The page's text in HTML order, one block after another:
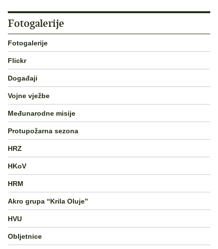
Fotogalerije
Fotogalerije
Flickr
Događaji
Vojne vježbe
Međunarodne misije
Protupožarna sezona
HRZ
HKoV
HRM
Akro grupa “Krila Oluje”
HVU
Obljetnice